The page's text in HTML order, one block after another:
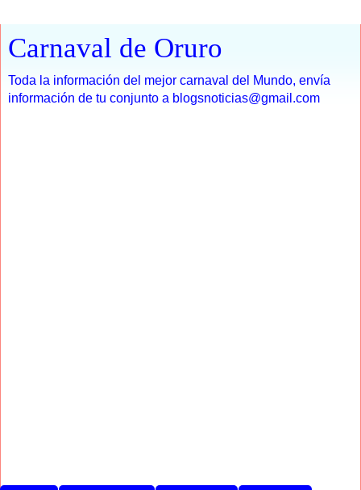
Carnaval de Oruro
Toda la información del mejor carnaval del Mundo, envía
información de tu conjunto a blogsnoticias@gmail.com